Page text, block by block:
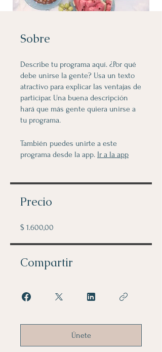
Sobre
Describe tu programa aquí. ¿Por qué
debe unirse la gente? Usa un texto
atractivo para explicar las ventajas de
participar. Una buena descripción
hará que más gente quiera unirse a
También puedes unirte a este
programa desde la app. Ir a la app
Precio
$ 1.600,00
Compartir
Únete